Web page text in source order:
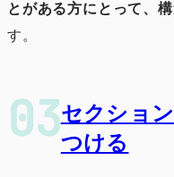
とがある方にとって、
す。
セクショ
つける